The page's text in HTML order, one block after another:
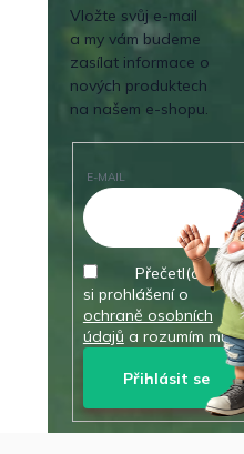
Vložte svůj e-mail
a my vám budeme
zasílat informace o
nových produktech
na našem e-shopu.
E-MAIL
Přečetl(a) jsem
si prohlášení o
ochraně osobních
údajů a rozumím mu.
Přihlásit se